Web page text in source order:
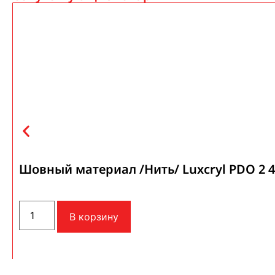
Шовный материал /Нить/ Luxcryl PDO 2
В корзину